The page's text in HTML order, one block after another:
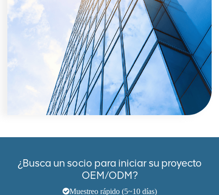
¿Busca un socio para iniciar su proyecto
OEM/ODM?
Muestreo rápido (5~10 días)